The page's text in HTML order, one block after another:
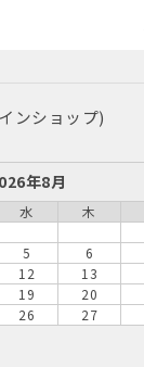
ンショップ)
年8月
水 木
5 6
12 13
19 20
26 27